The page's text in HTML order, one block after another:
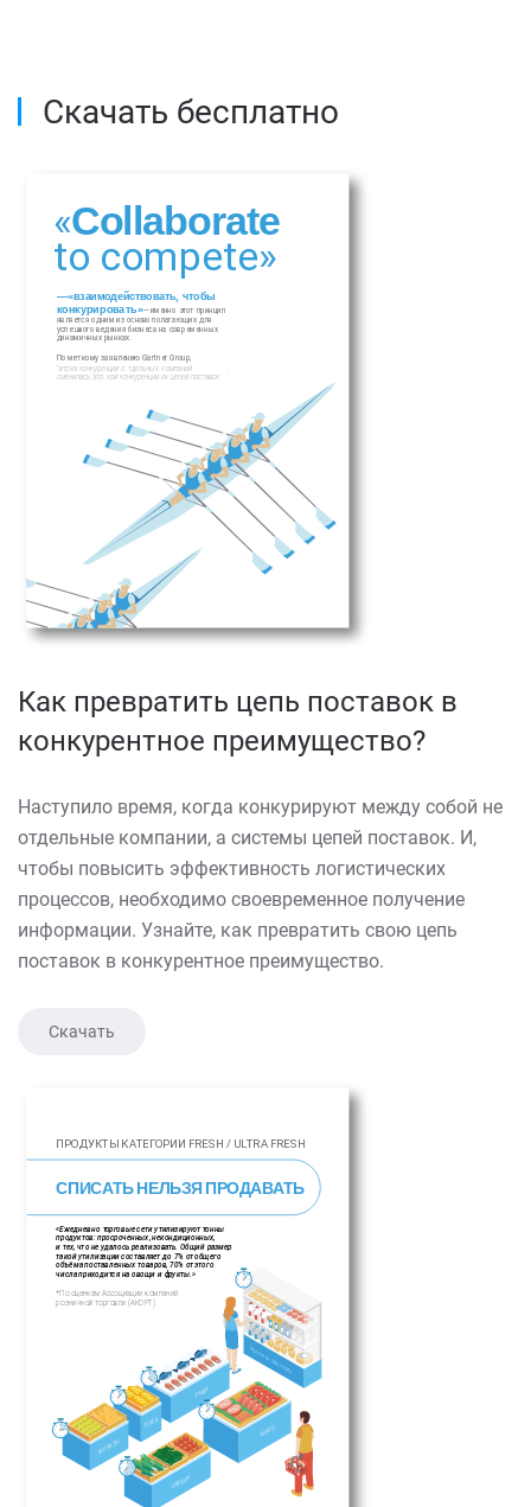
Скачать бесплатно
Как превратить цепь поставок в
конкурентное преимущество?
Наступило время, когда конкурируют между собой не
отдельные компании, а системы цепей поставок. И,
чтобы повысить эффективность логистических
процессов, необходимо своевременное получение
информации. Узнайте, как превратить свою цепь
поставок в конкурентное преимущество.
Скачать